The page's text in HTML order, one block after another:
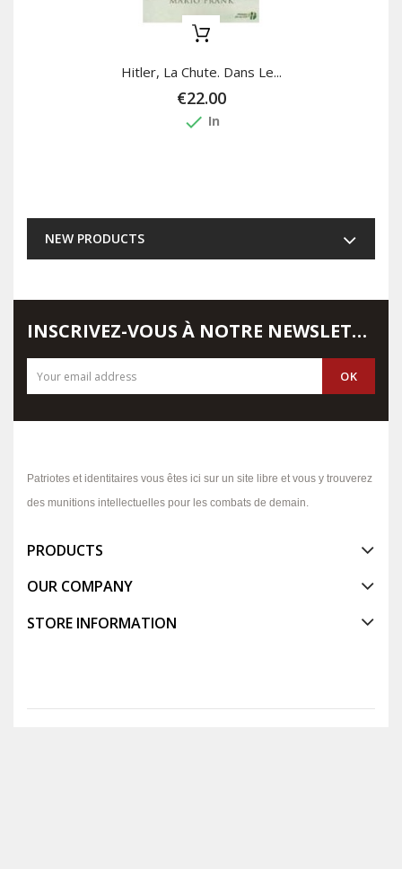
Hitler, La Chute. Dans Le...
€22.00
done In
NEW PRODUCTS
INSCRIVEZ-VOUS À NOTRE NEWSLETTER
Patriotes et identitaires vous êtes ici sur un site libre et vous y trouverez
des munitions intellectuelles pour les combats de demain.
PRODUCTS
OUR COMPANY
STORE INFORMATION